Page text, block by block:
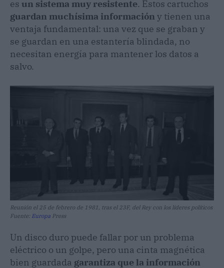
es un sistema muy resistente. Estos cartuchos
guardan muchísima información y tienen una
ventaja fundamental: una vez que se graban y
se guardan en una estantería blindada, no
necesitan energía para mantener los datos a
salvo.
Reunión el 25 de febrero de 1981, tras el 23F, del Rey con los líderes políticos
Fuente: Europa Press
Un disco duro puede fallar por un problema
eléctrico o un golpe, pero una cinta magnética
bien guardada garantiza que la información